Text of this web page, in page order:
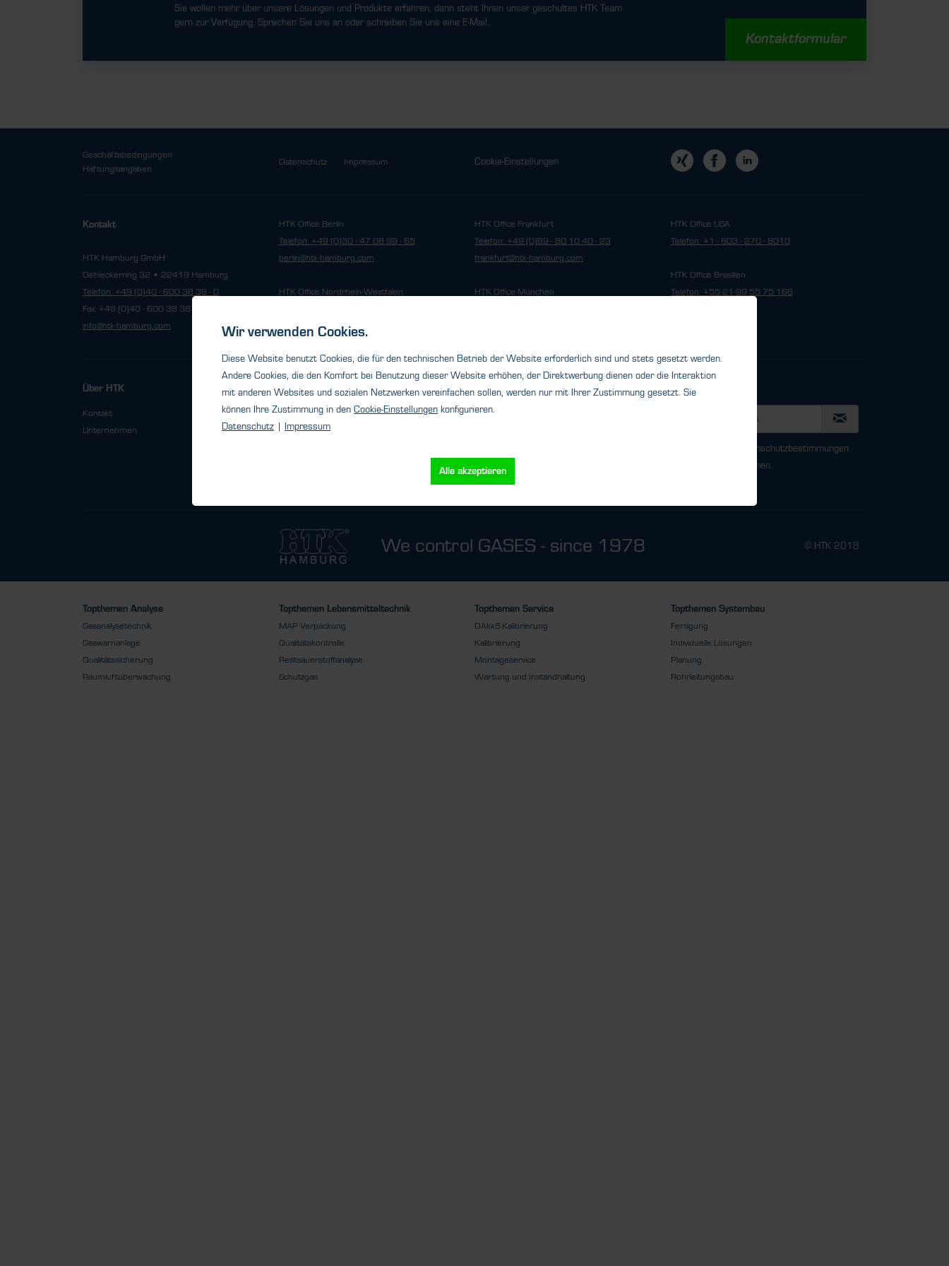
Sie wollen mehr über unsere Lösungen und Produkte erfahren, dann steht Ihnen unser geschultes HTK Team
gern zur Verfügung. Sprechen Sie uns an oder schreiben Sie uns eine E-Mail.
Kontaktformular
Geschäftsbedingungen
Haftungsangaben
Datenschutz Impressum Cookie-Einstellungen
Kontakt
HTK Hamburg GmbH
Oehleckerring 32 • 22419 Hamburg
Telefon: +49 (0)40 - 600 38 38 - 0
Fax: +49 (0)40 - 600 38 38 - 99
info@htk-hamburg.com
HTK Office Berlin
Telefon: +49 (0)30 - 47 08 99 - 65
berlin@htk-hamburg.com
HTK Office Nordrhein-Westfalen
nrw@htk-hamburg.com
HTK Office Frankfurt
Telefon: +49 (0)69 - 80 10 40 - 23
frankfurt@htk-hamburg.com
HTK Office München
HTK Office USA
Telefon: +1 - 803 - 270 - 8010
HTK Office Brasilien
Telefon: +55-21-99 55 75 166
Über HTK
Kontakt
Unternehmen
Newsletter
Datenschutzbestimmungen
zur Kenntnis genommen.
We control GASES - since 1978 © HTK 2018
Topthemen Analyse
Gasanalysetechnik
Gaswarnanlage
Qualitätssicherung
Raumluftüberwachung
Topthemen Lebensmitteltechnik
MAP Verpackung
Qualitätskontrolle
Restsauerstoffanalyse
Schutzgas
Topthemen Service
DAkkS Kalibrierung
Kalibrierung
Montageservice
Wartung und Instandhaltung
Topthemen Systembau
Fertigung
Individuelle Lösungen
Planung
Rohrleitungsbau
Wir verwenden Cookies.
Diese Website benutzt Cookies, die für den technischen Betrieb der Website erforderlich sind und stets gesetzt werden.
Andere Cookies, die den Komfort bei Benutzung dieser Website erhöhen, der Direktwerbung dienen oder die Interaktion
mit anderen Websites und sozialen Netzwerken vereinfachen sollen, werden nur mit Ihrer Zustimmung gesetzt. Sie
können Ihre Zustimmung in den Cookie-Einstellungen konfigurieren.
Datenschutz | Impressum
Alle akzeptieren